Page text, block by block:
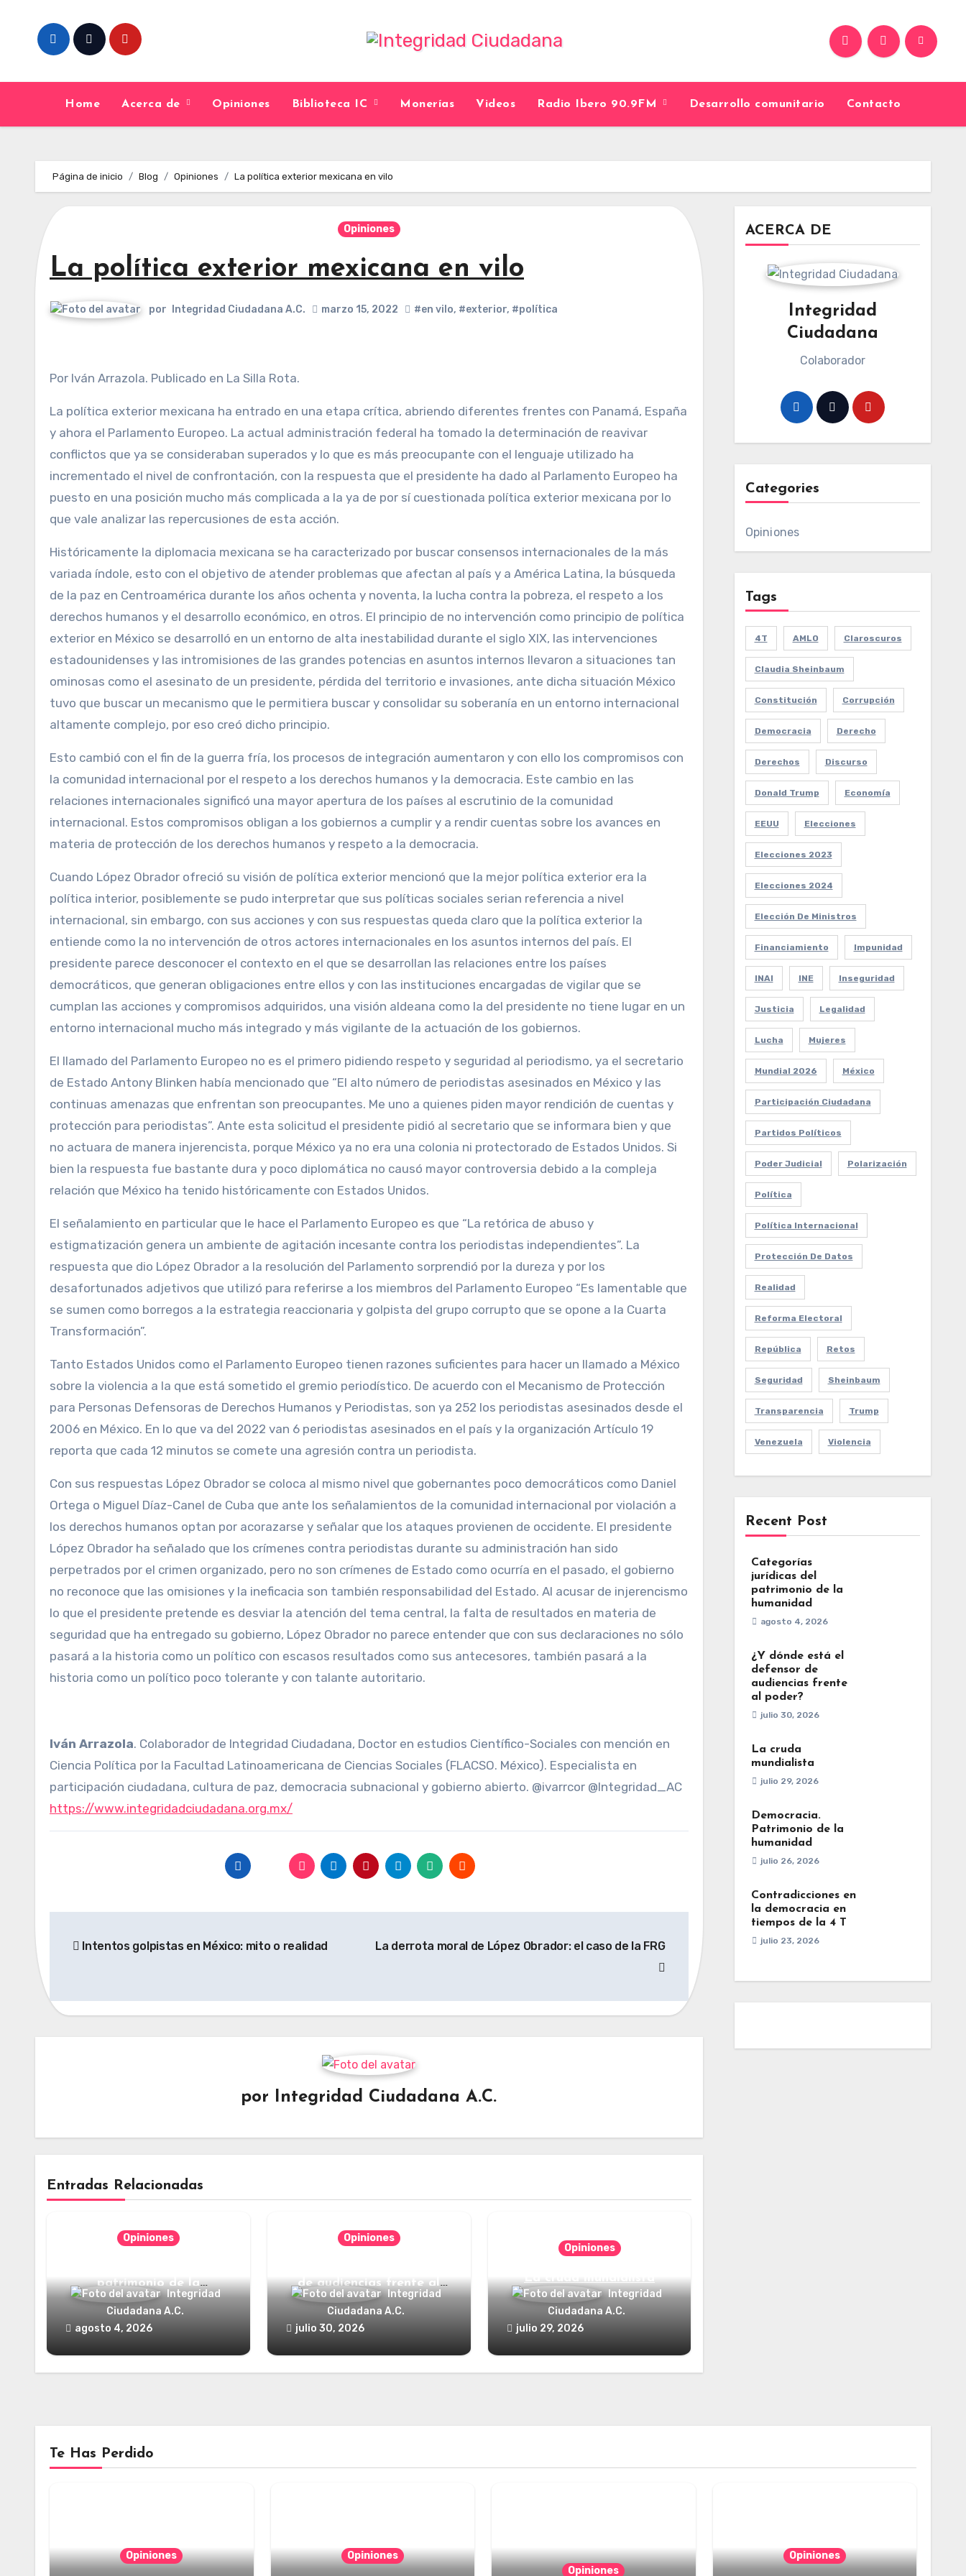
content
Home Acerca de Opiniones Biblioteca IC Monerías Videos Radio Ibero 90.9FM Desarrollo comunitario Contacto
Página de inicio Blog Opiniones La política exterior mexicana en vilo
Opiniones
La política exterior mexicana en vilo
por Integridad Ciudadana A.C. marzo 15, 2022 #en vilo, #exterior, #política
Por Iván Arrazola. Publicado en La Silla Rota.
La política exterior mexicana ha entrado en una etapa crítica, abriendo diferentes frentes con Panamá, España
y ahora el Parlamento Europeo. La actual administración federal ha tomado la determinación de reavivar
conflictos que ya se consideraban superados y lo que es más preocupante con el lenguaje utilizado ha
incrementado el nivel de confrontación, con la respuesta que el presidente ha dado al Parlamento Europeo ha
puesto en una posición mucho más complicada a la ya de por sí cuestionada política exterior mexicana por lo
que vale analizar las repercusiones de esta acción.
Históricamente la diplomacia mexicana se ha caracterizado por buscar consensos internacionales de la más
variada índole, esto con el objetivo de atender problemas que afectan al país y a América Latina, la búsqueda
de la paz en Centroamérica durante los años ochenta y noventa, la lucha contra la pobreza, el respeto a los
derechos humanos y el desarrollo económico, en otros. El principio de no intervención como principio de política
exterior en México se desarrolló en un entorno de alta inestabilidad durante el siglo XIX, las intervenciones
estadounidenses y las intromisiones de las grandes potencias en asuntos internos llevaron a situaciones tan
ominosas como el asesinato de un presidente, pérdida del territorio e invasiones, ante dicha situación México
tuvo que buscar un mecanismo que le permitiera buscar y consolidar su soberanía en un entorno internacional
altamente complejo, por eso creó dicho principio.
Esto cambió con el fin de la guerra fría, los procesos de integración aumentaron y con ello los compromisos con
la comunidad internacional por el respeto a los derechos humanos y la democracia. Este cambio en las
relaciones internacionales significó una mayor apertura de los países al escrutinio de la comunidad
internacional. Estos compromisos obligan a los gobiernos a cumplir y a rendir cuentas sobre los avances en
materia de protección de los derechos humanos y respeto a la democracia.
Cuando López Obrador ofreció su visión de política exterior mencionó que la mejor política exterior era la
política interior, posiblemente se pudo interpretar que sus políticas sociales serian referencia a nivel
internacional, sin embargo, con sus acciones y con sus respuestas queda claro que la política exterior la
entiende como la no intervención de otros actores internacionales en los asuntos internos del país. El
presidente parece desconocer el contexto en el que se desarrollan las relaciones entre los países
democráticos, que generan obligaciones entre ellos y con las instituciones encargadas de vigilar que se
cumplan las acciones y compromisos adquiridos, una visión aldeana como la del presidente no tiene lugar en un
entorno internacional mucho más integrado y más vigilante de la actuación de los gobiernos.
El llamado del Parlamento Europeo no es el primero pidiendo respeto y seguridad al periodismo, ya el secretario
de Estado Antony Blinken había mencionado que “El alto número de periodistas asesinados en México y las
continuas amenazas que enfrentan son preocupantes. Me uno a quienes piden mayor rendición de cuentas y
protección para periodistas”. Ante esta solicitud el presidente pidió al secretario que se informara bien y que
no actuara de manera injerencista, porque México ya no era una colonia ni protectorado de Estados Unidos. Si
bien la respuesta fue bastante dura y poco diplomática no causó mayor controversia debido a la compleja
relación que México ha tenido históricamente con Estados Unidos.
El señalamiento en particular que le hace el Parlamento Europeo es que “La retórica de abuso y
estigmatización genera un ambiente de agitación incesante contra los periodistas independientes”. La
respuesta que dio López Obrador a la resolución del Parlamento sorprendió por la dureza y por los
desafortunados adjetivos que utilizó para referirse a los miembros del Parlamento Europeo “Es lamentable que
se sumen como borregos a la estrategia reaccionaria y golpista del grupo corrupto que se opone a la Cuarta
Transformación”.
Tanto Estados Unidos como el Parlamento Europeo tienen razones suficientes para hacer un llamado a México
sobre la violencia a la que está sometido el gremio periodístico. De acuerdo con el Mecanismo de Protección
para Personas Defensoras de Derechos Humanos y Periodistas, son ya 252 los periodistas asesinados desde el
2006 en México. En lo que va del 2022 van 6 periodistas asesinados en el país y la organización Artículo 19
reporta que cada 12 minutos se comete una agresión contra un periodista.
Con sus respuestas López Obrador se coloca al mismo nivel que gobernantes poco democráticos como Daniel
Ortega o Miguel Díaz-Canel de Cuba que ante los señalamientos de la comunidad internacional por violación a
los derechos humanos optan por acorazarse y señalar que los ataques provienen de occidente. El presidente
López Obrador ha señalado que los crímenes contra periodistas durante su administración han sido
perpetrados por el crimen organizado, pero no son crímenes de Estado como ocurría en el pasado, el gobierno
no reconoce que las omisiones y la ineficacia son también responsabilidad del Estado. Al acusar de injerencismo
lo que el presidente pretende es desviar la atención del tema central, la falta de resultados en materia de
seguridad que ha entregado su gobierno, López Obrador no parece entender que con sus declaraciones no sólo
pasará a la historia como un político con escasos resultados como sus antecesores, también pasará a la
historia como un político poco tolerante y con talante autoritario.
Iván Arrazola. Colaborador de Integridad Ciudadana, Doctor en estudios Científico-Sociales con mención en
Ciencia Política por la Facultad Latinoamericana de Ciencias Sociales (FLACSO. México). Especialista en
participación ciudadana, cultura de paz, democracia subnacional y gobierno abierto. @ivarrcor @Integridad_AC
https://www.integridadciudadana.org.mx/
de
Intentos golpistas en México: mito o realidad La derrota moral de López Obrador: el caso de la FRG
por Integridad Ciudadana A.C.
Entradas Relacionadas
Opiniones
patrimonio de la
humanidadIntegridad
Ciudadana A.C.
agosto 4, 2026
Opiniones
de audiencias frente al
poder?Integridad
Ciudadana A.C.
julio 30, 2026
Opiniones
La cruda mundialista
Integridad
Ciudadana A.C.
julio 29, 2026
ACERCA DE
Integridad
Ciudadana
Colaborador
Categories
Opiniones
Tags
4T AMLO Claroscuros
Claudia Sheinbaum
Constitución Corrupción
Democracia Derecho
Derechos Discurso
Donald Trump Economía
EEUU Elecciones
Elecciones 2023
Elecciones 2024
Elección De Ministros
Financiamiento Impunidad
INAI INE Inseguridad
Justicia Legalidad
Lucha Mujeres
Mundial 2026 México
Participación Ciudadana
Partidos Políticos
Poder Judicial Polarización
Política
Política Internacional
Protección De Datos
Realidad
Reforma Electoral
República Retos
Seguridad Sheinbaum
Transparencia Trump
Venezuela Violencia
Recent Post
Categorías
jurídicas del
patrimonio de la
humanidad
agosto 4, 2026
¿Y dónde está el
defensor de
audiencias frente
al poder?
julio 30, 2026
La cruda
mundialista
julio 29, 2026
Democracia.
Patrimonio de la
humanidad
julio 26, 2026
Contradicciones en
la democracia en
tiempos de la 4 T
julio 23, 2026
Te Has Perdido
Opiniones
Opiniones
Opiniones
Opiniones